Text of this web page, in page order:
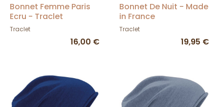
Bonnet Femme Paris
Ecru - Traclet
Traclet
16,00 €
Bonnet De Nuit - Made
in France
Traclet
19,95 €